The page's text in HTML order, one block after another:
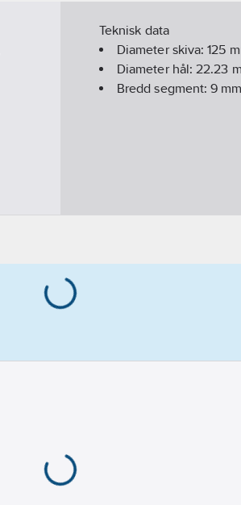
Teknisk data
Diameter skiva:125
Diameter hål:22.23
Bredd segment:9 mm